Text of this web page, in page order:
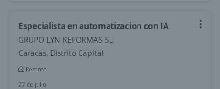
Especialista en automatizacion con IA
GRUPO LYN REFORMAS SL
Caracas, Distrito Capital
Remoto
27 de julio